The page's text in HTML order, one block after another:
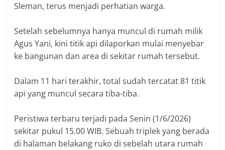
Sleman, terus menjadi perhatian warga.
Setelah sebelumnya hanya muncul di rumah milik
Agus Yani, kini titik api dilaporkan mulai menyebar
ke bangunan dan area di sekitar rumah tersebut.
Dalam 11 hari terakhir, total sudah tercatat 81 titik
api yang muncul secara tiba-tiba.
Peristiwa terbaru terjadi pada Senin (1/6/2026)
sekitar pukul 15.00 WIB. Sebuah triplek yang berada
di halaman belakang ruko di sebelah utara rumah